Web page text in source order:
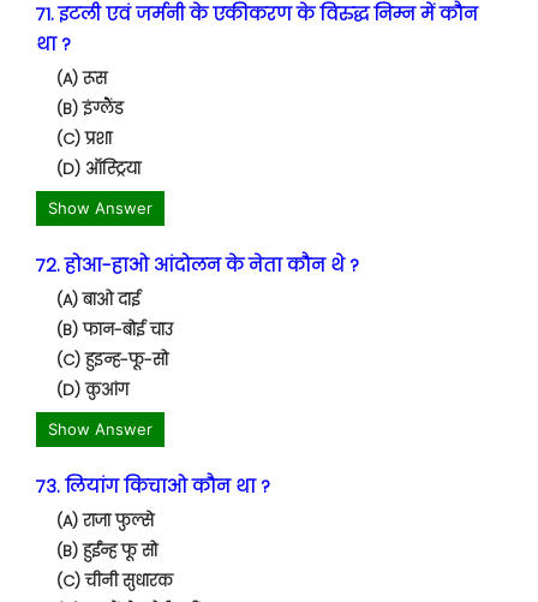
71. इटली एवं जर्मनी के एकीकरण के विरुद्ध निम्न में कौन
था ?
(A) रूस
(B) इंग्लैंड
(C) प्रशा
(D) ऑस्ट्रिया
Show Answer
72. होआ-हाओ आंदोलन के नेता कौन थे ?
(A) बाओ दाई
(B) फान-बोई चाउ
(C) हुइन्ह-फू-सो
(D) कुआंग
Show Answer
73. लियांग किचाओ कौन था ?
(A) राजा फुल्से
(B) हुईंन्ह फू सो
(C) चीनी सुधारक